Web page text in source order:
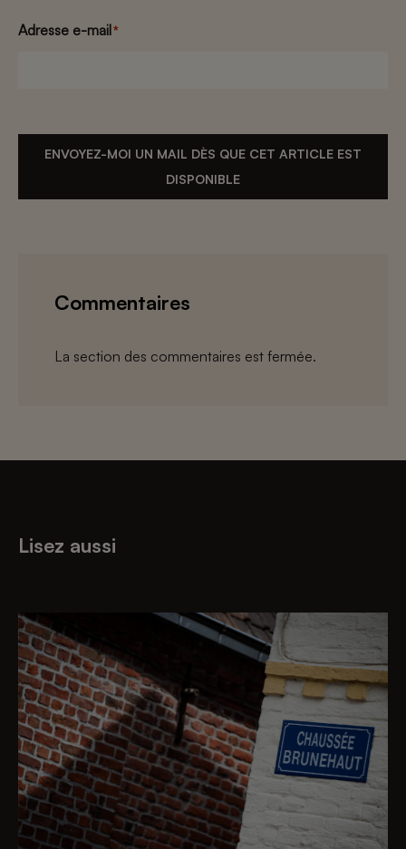
Adresse e-mail*
ENVOYEZ-MOI UN MAIL DÈS QUE CET ARTICLE EST
DISPONIBLE
Commentaires
La section des commentaires est fermée.
Lisez aussi